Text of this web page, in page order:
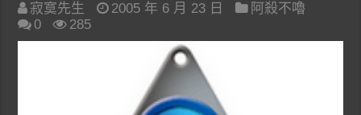
寂寞先生 2005 年 6 月 23 日
阿殺不嚕
0
285